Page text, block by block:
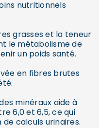
nutritionnels
grasses et la teneur
le métabolisme de
un poids santé.
en fibres brutes
minéraux aide à
6,0 et 6,5, ce qui
calculs urinaires.